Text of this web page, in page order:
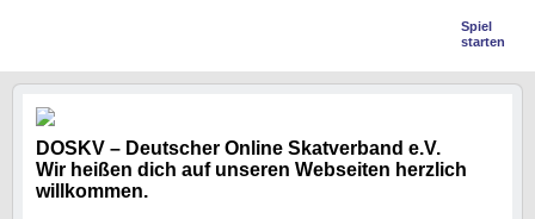
Spiel
starten
DOSKV – Deutscher Online Skatverband e.V.
Wir heißen dich auf unseren Webseiten herzlich
willkommen.